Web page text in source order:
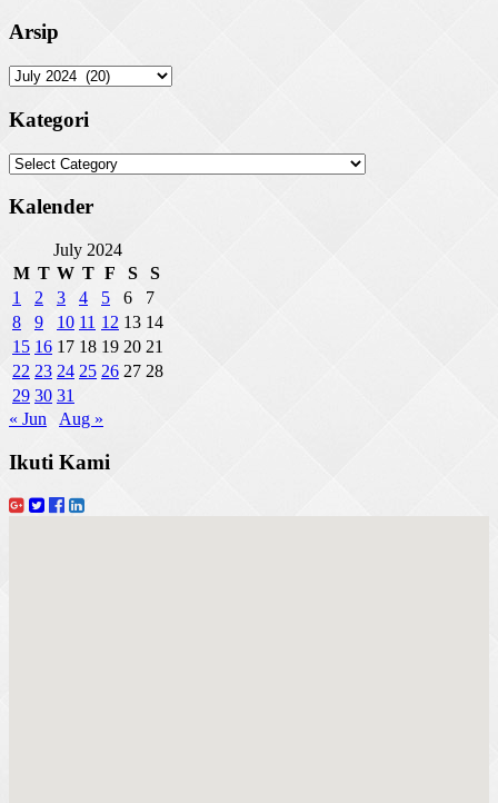
Arsip
Arsip
Kategori
Kategori
Kalender
July 2024
M T W T F S
S
1
2 3 4 5 6
7
8
9 10 11 12 13 14
15 16 17 18 19 20 21
22 23 24 25 26 27 28
29 30 31
« Jun
Aug »
Ikuti Kami